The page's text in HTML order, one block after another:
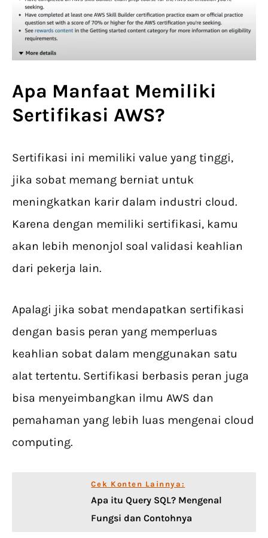
Apa Manfaat Memiliki
Sertifikasi AWS?
Sertifikasi ini memiliki value yang tinggi,
jika sobat memang berniat untuk
meningkatkan karir dalam industri cloud.
Karena dengan memiliki sertifikasi, kamu
akan lebih menonjol soal validasi keahlian
dari pekerja lain.
Apalagi jika sobat mendapatkan sertifikasi
dengan basis peran yang memperluas
keahlian sobat dalam menggunakan satu
alat tertentu. Sertifikasi berbasis peran juga
bisa menyeimbangkan ilmu AWS dan
pemahaman yang lebih luas mengenai cloud
computing.
Cek Konten Lainnya:
Apa itu Query SQL? Mengenal
Fungsi dan Contohnya